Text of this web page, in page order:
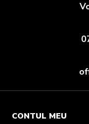
CONTUL MEU